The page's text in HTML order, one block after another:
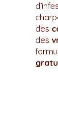
des
des